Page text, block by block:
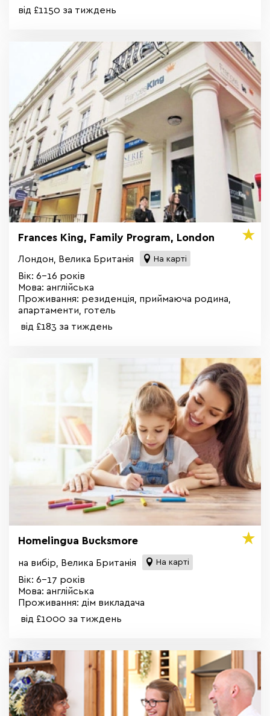
від £1150 за тиждень
Frances King, Family Program, London
Лондон, Велика Британія На карті
Вік: 6-16 років
Мова: англійська
Проживання: резиденція, приймаюча родина,
апартаменти, готель
від £183 за тиждень
Homelingua Bucksmore
на вибір, Велика Британія На карті
Вік: 6-17 років
Мова: англійська
Проживання: дім викладача
від £1000 за тиждень